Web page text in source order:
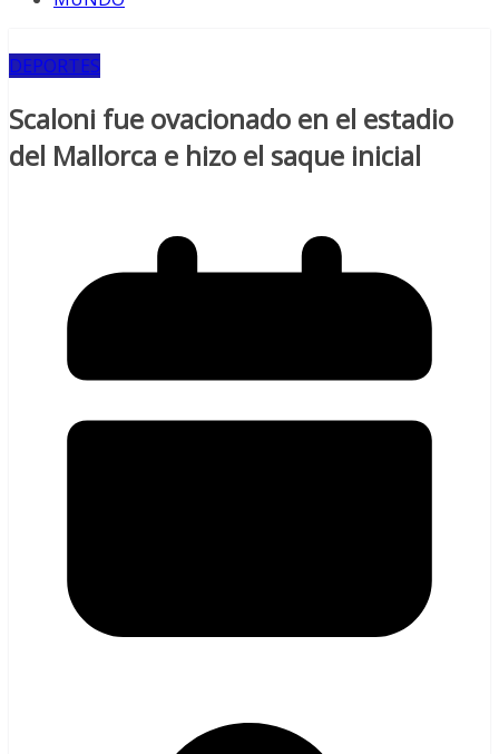
DEPORTES
Scaloni fue ovacionado en el estadio
del Mallorca e hizo el saque inicial